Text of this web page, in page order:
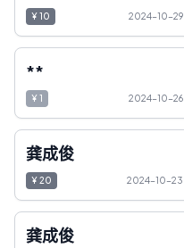
¥10 2024-10-29
**
¥1 2024-10-26
龚成俊
¥20 2024-10-23
龚成俊